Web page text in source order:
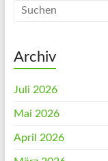
Archiv
Juli 2026
Mai 2026
April 2026